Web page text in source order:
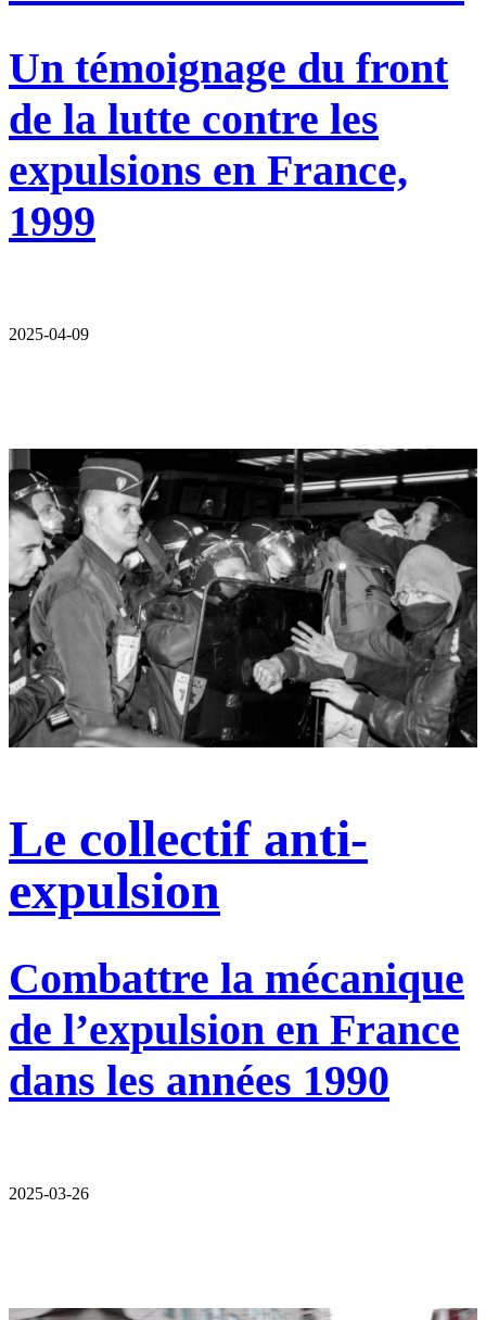
Un témoignage du front
de la lutte contre les
expulsions en France,
1999
2025-04-09
Le collectif anti-
expulsion
Combattre la mécanique
de l’expulsion en France
dans les années 1990
2025-03-26